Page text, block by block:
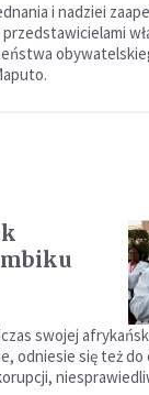
i nadziei
swojej
odniesie się też